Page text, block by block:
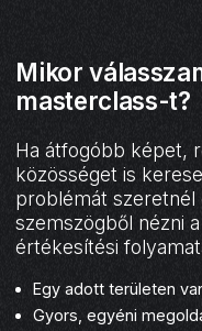
Mikor
masterclass-t?
Ha átfogóbb képet,
közösséget is
problémát szeretnél
szemszögből nézni
értékesítési
Egy adott területen
Gyors, egyéni